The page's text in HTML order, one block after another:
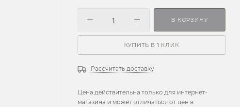
В КОРЗИНУ
КУПИТЬ В 1 КЛИК
Рассчитать доставку
Цена действительна только для интернет-
магазина и может отличаться от цен в